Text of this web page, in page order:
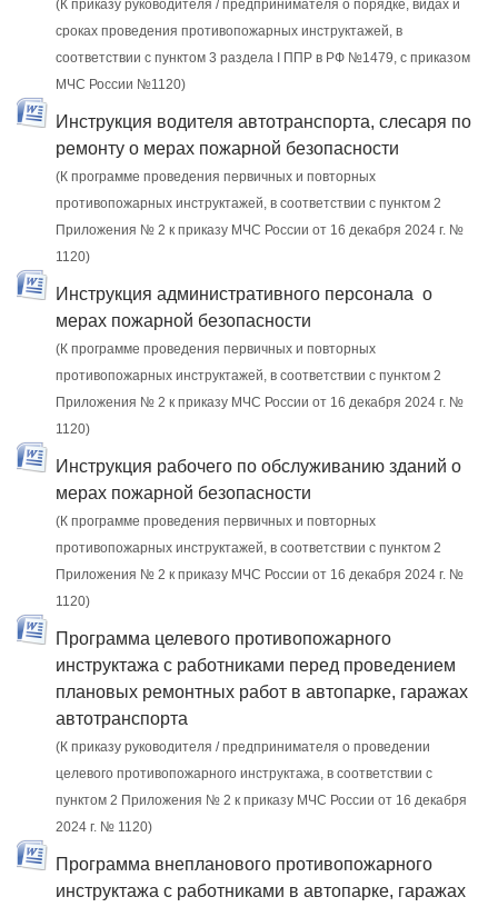
(К приказу руководителя / предпринимателя о порядке, видах и
сроках проведения противопожарных инструктажей, в
соответствии с пунктом 3 раздела I ППР в РФ №1479, с приказом
МЧС России №1120)
Инструкция водителя автотранспорта, слесаря по
ремонту о мерах пожарной безопасности
(К программе проведения первичных и повторных
противопожарных инструктажей, в соответствии с пунктом 2
Приложения № 2 к приказу МЧС России от 16 декабря 2024 г. №
1120)
Инструкция административного персонала о
мерах пожарной безопасности
(К программе проведения первичных и повторных
противопожарных инструктажей, в соответствии с пунктом 2
Приложения № 2 к приказу МЧС России от 16 декабря 2024 г. №
1120)
Инструкция рабочего по обслуживанию зданий о
мерах пожарной безопасности
(К программе проведения первичных и повторных
противопожарных инструктажей, в соответствии с пунктом 2
Приложения № 2 к приказу МЧС России от 16 декабря 2024 г. №
1120)
Программа целевого противопожарного
инструктажа с работниками перед проведением
плановых ремонтных работ в автопарке, гаражах
автотранспорта
(К приказу руководителя / предпринимателя о проведении
целевого противопожарного инструктажа, в соответствии с
пунктом 2 Приложения № 2 к приказу МЧС России от 16 декабря
2024 г. № 1120)
Программа внепланового противопожарного
инструктажа с работниками в автопарке, гаражах